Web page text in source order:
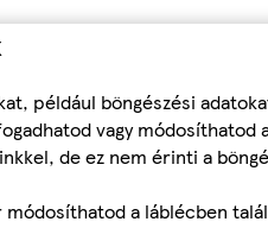
például böngészési
vagy
de ez nem érinti a
a láblécben